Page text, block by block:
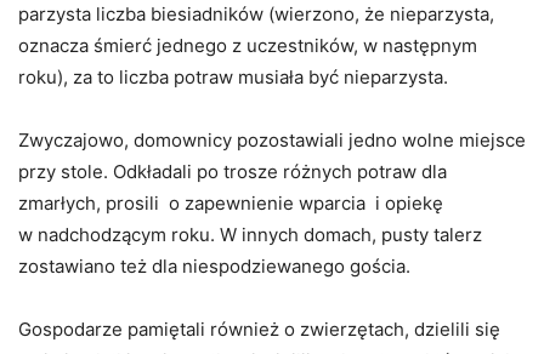
parzysta liczba biesiadników (wierzono, że nieparzysta,
oznacza śmierć jednego z uczestników, w następnym
roku), za to liczba potraw musiała być nieparzysta.
Zwyczajowo, domownicy pozostawiali jedno wolne miejsce
przy stole. Odkładali po trosze różnych potraw dla
zmarłych, prosili o zapewnienie wparcia i opiekę
w nadchodzącym roku. W innych domach, pusty talerz
zostawiano też dla niespodziewanego gościa.
Gospodarze pamiętali również o zwierzętach, dzielili się